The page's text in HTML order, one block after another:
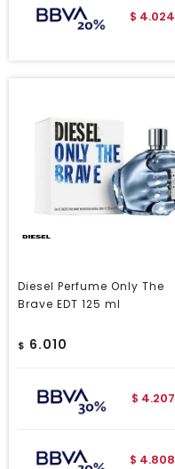
$ 4.024
Diesel Perfume Only The
Brave EDT 125 ml
$ 6.010
$ 4.207
$ 4.808